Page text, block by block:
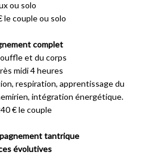
ou solo
le couple ou solo
complet
et du corps
midi 4 heures
respiration, apprentissage du
intégration énergétique.
€ le couple
tantrique
évolutives